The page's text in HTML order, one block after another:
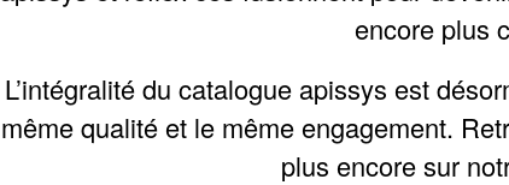
encore plus
L’intégralité du catalogue apissys est
même qualité et le même engagement.
plus encore sur